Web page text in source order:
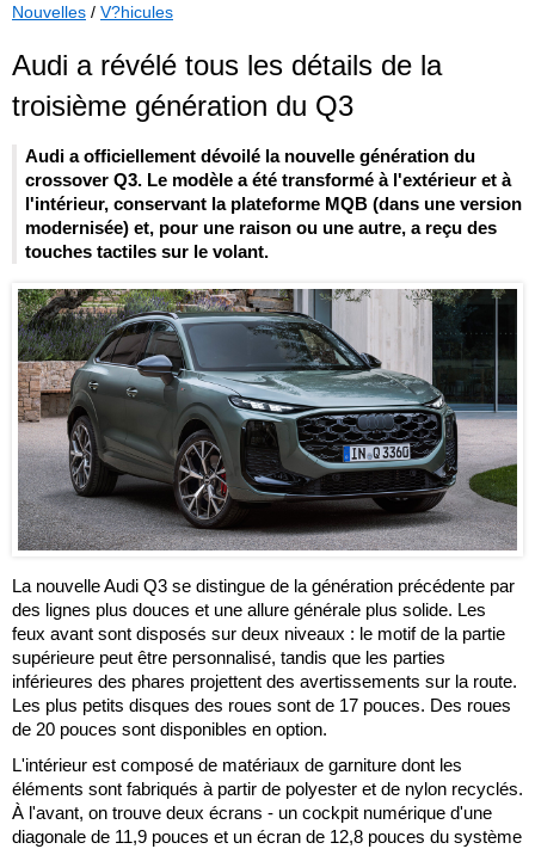
Nouvelles / V?hicules
Audi a révélé tous les détails de la
troisième génération du Q3
Audi a officiellement dévoilé la nouvelle génération du
crossover Q3. Le modèle a été transformé à l'extérieur et à
l'intérieur, conservant la plateforme MQB (dans une version
modernisée) et, pour une raison ou une autre, a reçu des
touches tactiles sur le volant.
La nouvelle Audi Q3 se distingue de la génération précédente par
des lignes plus douces et une allure générale plus solide. Les
feux avant sont disposés sur deux niveaux : le motif de la partie
supérieure peut être personnalisé, tandis que les parties
inférieures des phares projettent des avertissements sur la route.
Les plus petits disques des roues sont de 17 pouces. Des roues
de 20 pouces sont disponibles en option.
L'intérieur est composé de matériaux de garniture dont les
éléments sont fabriqués à partir de polyester et de nylon recyclés.
À l'avant, on trouve deux écrans - un cockpit numérique d'une
diagonale de 11,9 pouces et un écran de 12,8 pouces du système